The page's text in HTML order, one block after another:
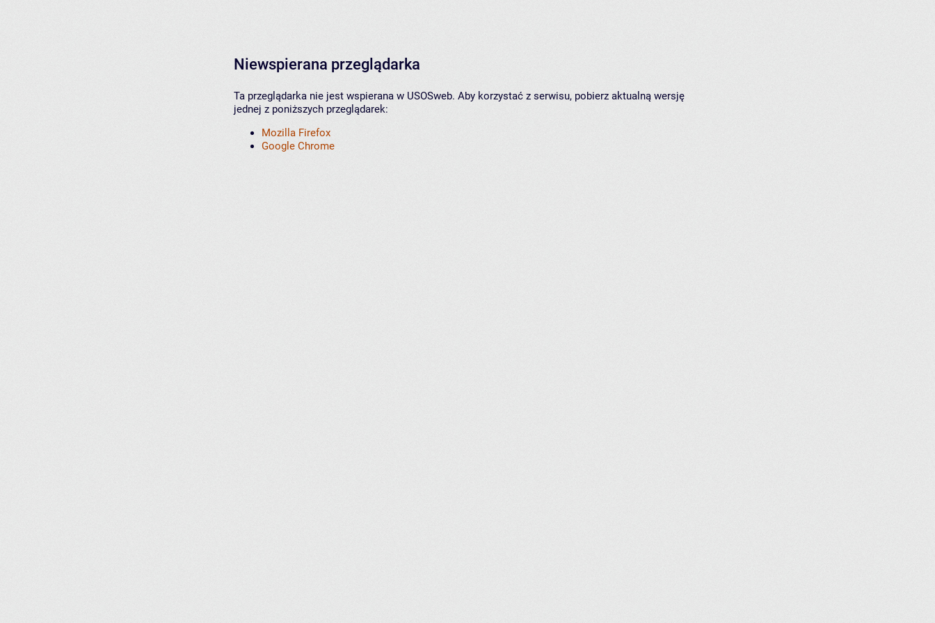
Niewspierana przeglądarka
Ta przeglądarka nie jest wspierana w USOSweb. Aby korzystać z serwisu, pobierz aktualną wersję
jednej z poniższych przeglądarek:
Mozilla Firefox
Google Chrome